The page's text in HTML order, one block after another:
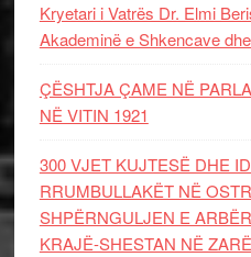
Kryetari i Vatrës Dr. Elmi
Akademinë e Shkencave
ÇËSHTJA ÇAME NË
NË VITIN 1921
300 VJET KUJTESË DHE
RRUMBULLAKËT NË
SHPËRNGULJEN E
KRAJË-SHESTAN NË